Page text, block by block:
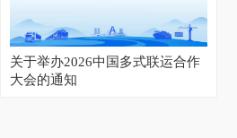
关于举办2026中国多式联运合作
大会的通知